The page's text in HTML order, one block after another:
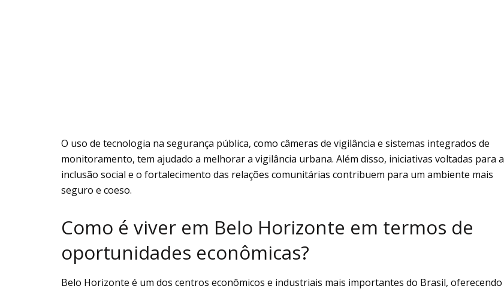
O uso de tecnologia na segurança pública, como câmeras de vigilância e sistemas integrados de
monitoramento, tem ajudado a melhorar a vigilância urbana. Além disso, iniciativas voltadas para a
inclusão social e o fortalecimento das relações comunitárias contribuem para um ambiente mais
seguro e coeso.
Como é viver em Belo Horizonte em termos de
oportunidades econômicas?
Belo Horizonte é um dos centros econômicos e industriais mais importantes do Brasil, oferecendo